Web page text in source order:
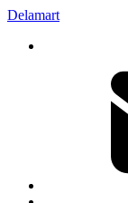
Delamart